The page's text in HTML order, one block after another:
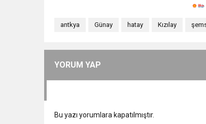
antkya Günay hatay Kızılay
YORUM YAP
Bu yazı yorumlara kapatılmıştır.